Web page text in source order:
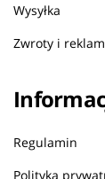
Wysyłka
Zwroty i
Regulamin
Polityka